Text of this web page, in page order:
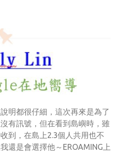
明都很仔細，這次再來是為了
有訊號，但在看到島嶼時，雖
到，在島上2.3個人共用也不
還是會選擇他～EROAMING上